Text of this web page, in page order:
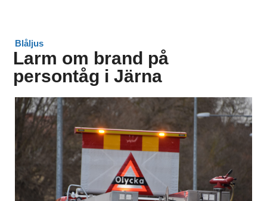
Blåljus
Larm om brand på
persontåg i Järna